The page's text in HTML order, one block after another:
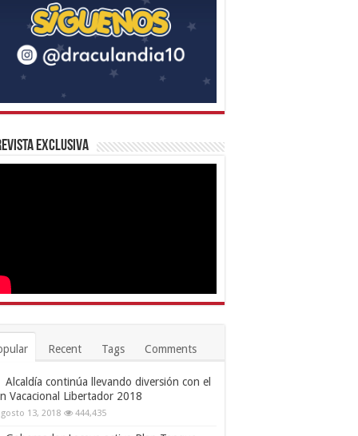
Exclusiva
Recent Tags Comments
Alcaldía continúa llevando diversión con el
Vacacional Libertador 2018
13, 2018 444,435